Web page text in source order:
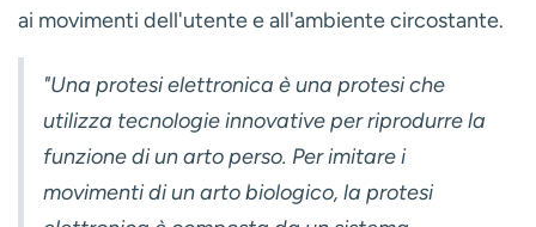
ai movimenti dell'utente e all'ambiente circostante.
"Una protesi elettronica è una protesi che
utilizza tecnologie innovative per riprodurre la
funzione di un arto perso. Per imitare i
movimenti di un arto biologico, la protesi